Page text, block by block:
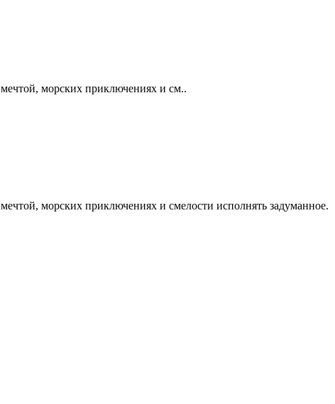
морских приключениях и см..
морских приключениях и смелости исполнять задуманное.